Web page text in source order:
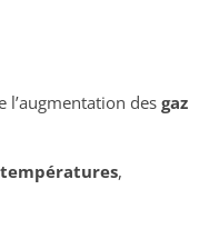
l’augmentation desgaz
températures,